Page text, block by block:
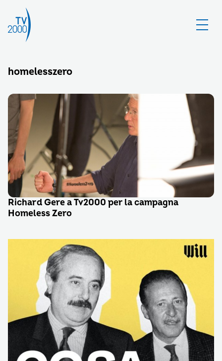
homelesszero
Richard Gere a Tv2000 per la campagna
Homeless Zero